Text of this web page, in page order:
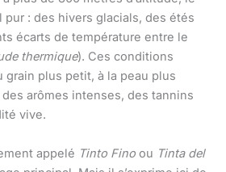
: des hivers glacials, des étés
écarts de température entre le
thermique). Ces conditions
grain plus petit, à la peau plus
arômes intenses, des tannins
vive.
appelé Tinto Fino ou Tinta del